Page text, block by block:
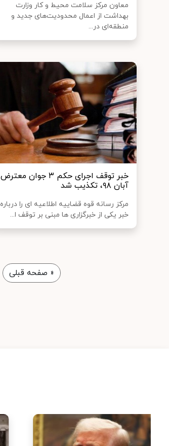
معاون مرکز سلامت محیط و کار وزارت
بهداشت از اعمال محدودیت‌های جدید و
منطقه‌ای در...
خبر توقف اجرای حکم ۳ جوان معترض
آبان ۹۸، تکذیب شد
مرکز رسانه قوه قضاییه اطلاعیه ای را درباره
خبر یکی از خبرگزاری ها مبنی بر توقف ا...
« صفحه قبلی